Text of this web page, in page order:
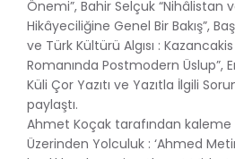
Önemi”, Bahir Selçuk “Nihâlistan
Hikâyeciliğine Genel Bir Bakış”,
ve Türk Kültürü Algısı :
Romanında Postmodern Üslup”,
Küli Çor Yazıtı ve Yazıtla İlgili
paylaştı.
Ahmet Koçak tarafından kaleme
Üzerinden Yolculuk : ‘Ahmed